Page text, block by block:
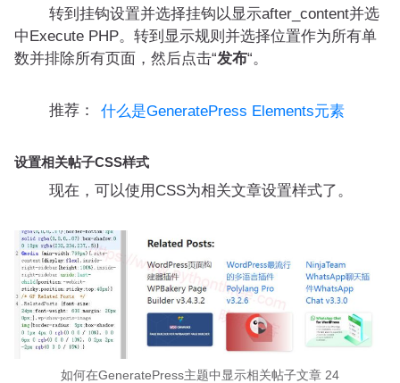
转到挂钩设置并选择挂钩以显示after_content并选
中Execute PHP。转到显示规则并选择位置作为所有单
数并排除所有页面，然后点击“发布“。
推荐： 什么是GeneratePress Elements元素
设置相关帖子CSS样式
现在，可以使用CSS为相关文章设置样式了。
如何在GeneratePress主题中显示相关帖子文章 24